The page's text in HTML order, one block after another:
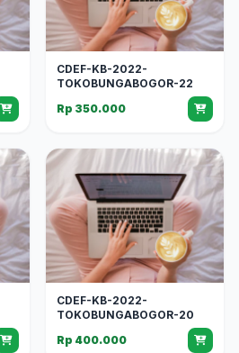
CDEF-KB-2022-
TOKOBUNGABOGOR-22
Rp 350.000
CDEF-KB-2022-
TOKOBUNGABOGOR-20
Rp 400.000